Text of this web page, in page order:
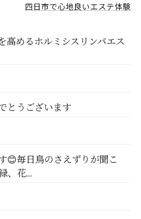
四日市で心地良いエステ体験
高めるホルミシスリンパエス
とうございます
😊毎日鳥のさえずりが聞こ
、花...